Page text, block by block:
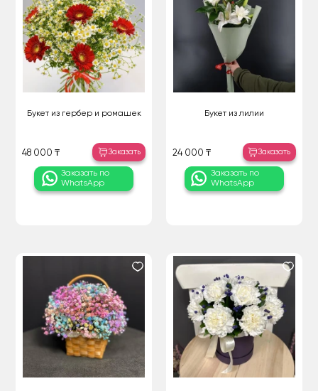
Букет из гербер и ромашек
48 000 ₸ Заказать
Заказать по
WhatsApp
Букет из лилии
24 000 ₸ Заказать
Заказать по
WhatsApp